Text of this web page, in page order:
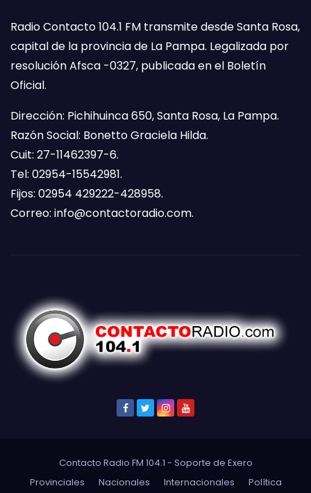
Radio Contacto 104.1 FM transmite desde Santa Rosa,
capital de la provincia de La Pampa. Legalizada por
resolución Afsca -0327, publicada en el Boletín
Oficial.
Dirección: Pichihuinca 650, Santa Rosa, La Pampa.
Razón Social: Bonetto Graciela Hilda.
Cuit: 27-11462397-6.
Tel: 02954-15542981.
Fijos: 02954 429222-428958.
Correo: info@contactoradio.com.
Contacto Radio FM 104.1 - Soporte de Exero
Provinciales
Nacionales Internacionales Política